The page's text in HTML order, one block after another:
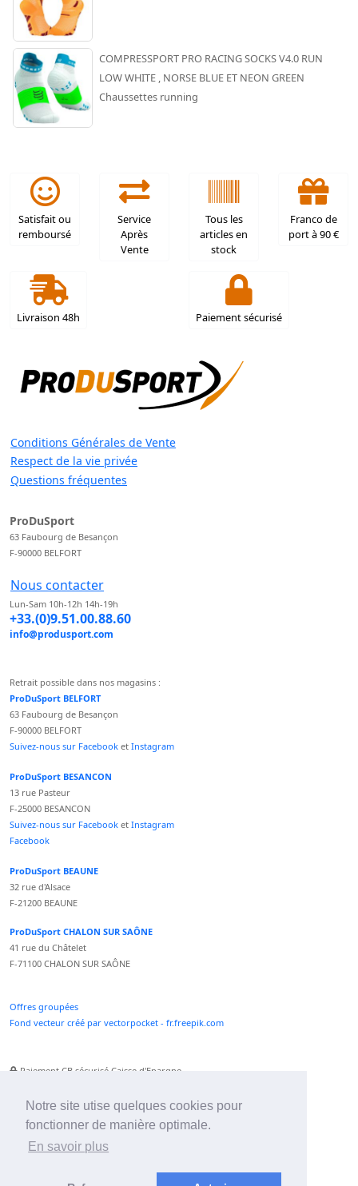
Notre site utise quelques cookies pour
fonctionner de manière optimale.
En savoir plus
COMPRESSPORT PRO RACING SOCKS V4.0 RUN
LOW WHITE , NORSE BLUE ET NEON GREEN
Chaussettes running
Satisfait ou
remboursé
Service
Après
Vente
Tous les
articles en
stock
Franco de
port à 90 €
Livraison 48h Paiement sécurisé
Conditions Générales de Vente
Respect de la vie privée
Questions fréquentes
ProDuSport
63 Faubourg de Besançon
F-90000 BELFORT
Nous contacter
Lun-Sam 10h-12h 14h-19h
+33.(0)9.51.00.88.60
info@produsport.com
Retrait possible dans nos magasins :
ProDuSport BELFORT
63 Faubourg de Besançon
F-90000 BELFORT
Suivez-nous sur Facebook et Instagram
ProDuSport BESANCON
13 rue Pasteur
F-25000 BESANCON
Suivez-nous sur Facebook et Instagram
Facebook
ProDuSport BEAUNE
32 rue d'Alsace
F-21200 BEAUNE
ProDuSport CHALON SUR SAÔNE
41 rue du Châtelet
F-71100 CHALON SUR SAÔNE
Offres groupées
Fond vecteur créé par vectorpocket - fr.freepik.com
Paiement CB sécurisé Caisse d'Epargne
Paiement Paypal accepté